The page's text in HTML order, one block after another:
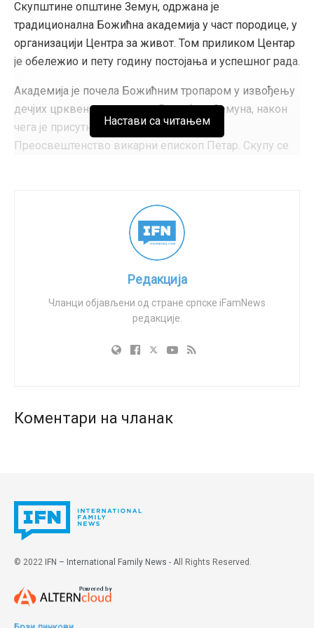
Скупштине општине Земун, одржана је
традиционална Божићна академија у част породице, у
организацији Центра за живот. Том приликом Центар
је обележио и пету годину постојања и успешног рада.
Академија је почела Божићним тропаром у извођењу
дечјих црквених хорова из Вранића и Земуна, након
чега је присутне поздравио Његово
Преосвештенство викарни епископ Петар. Скупу се
Председник Центра за живот, др Бојан Цакић,
укратко је представио рад Центра и активности које
присуству скоро три стотине чланова Центра, гостију,
часних отаца и уважених званица, викарни епископ
Петар и др Цакић доделили су захвалнице
деце, као симболично признање за труд који улажу
виду да су неке од тих породица, нажалост, остале
без једног родитеља. Захваљујући великодушним
Настави са читањем
Редакција
Чланци објављени од стране српске iFamNews
редакције.
Коментари на чланак
© 2022 IFN – International Family News - All Rights Reserved.